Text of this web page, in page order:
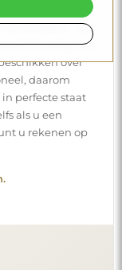
transport – wij
veilig bij u
over
daarom
perfecte staat
als u een
u rekenen op